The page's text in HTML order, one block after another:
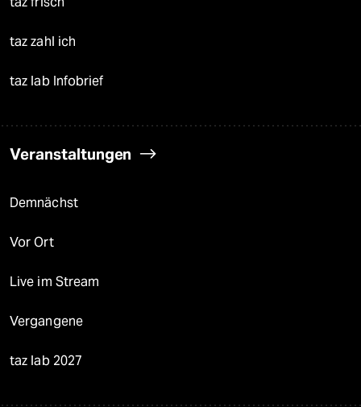
taz zahl ich
taz lab Infobrief
Veranstaltungen
Demnächst
Vor Ort
Live im Stream
Vergangene
taz lab 2027